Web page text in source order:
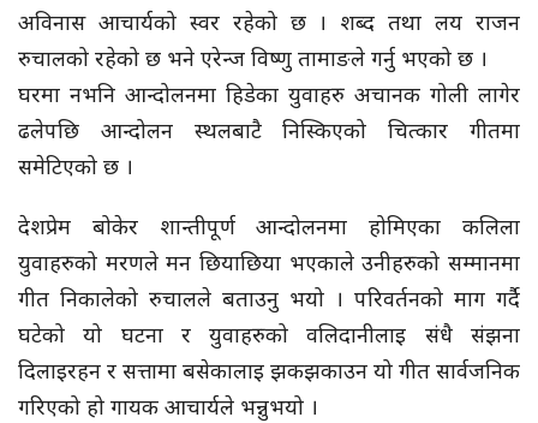
अविनास आचार्यको स्वर रहेको छ । शब्द तथा लय राजन
रुचालको रहेको छ भने एरेन्ज विष्णु तामाङले गर्नु भएको छ ।
घरमा नभनि आन्दोलनमा हिडेका युवाहरु अचानक गोली लागेर
ढलेपछि आन्दोलन स्थलबाटै निस्किएको चित्कार गीतमा
समेटिएको छ ।
देशप्रेम बोकेर शान्तीपूर्ण आन्दोलनमा होमिएका कलिला
युवाहरुको मरणले मन छियाछिया भएकाले उनीहरुको सम्मानमा
गीत निकालेको रुचालले बताउनु भयो । परिवर्तनको माग गर्दै
घटेको यो घटना र युवाहरुको वलिदानीलाइ संधै संझना
दिलाइरहन र सत्तामा बसेकालाइ झकझकाउन यो गीत सार्वजनिक
गरिएको हो गायक आचार्यले भन्नुभयो ।